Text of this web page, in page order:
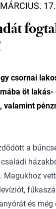
17.
csornai
öt lakás-
valamint
a
Magukhoz
és még